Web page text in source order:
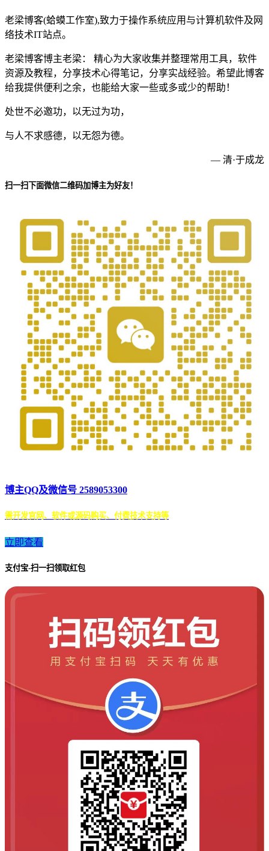
老梁博客(蛤蟆工作室),致力于操作系统应用与计算机软件及网
络技术IT站点。
老梁博客博主老梁： 精心为大家收集并整理常用工具，软件
资源及教程，分享技术心得笔记，分享实战经验。希望此博客
给我提供便利之余，也能给大家一些或多或少的帮助！
处世不必邀功，以无过为功，
与人不求感德，以无怨为德。
— 清·于成龙
扫一扫下面微信二维码加博主为好友！
博主QQ及微信号 2589053300
需开发官网、软件或源码购买、付费技术支持等
立即查看
支付宝-扫一扫领取红包